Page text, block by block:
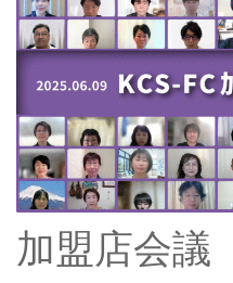
加盟店会議